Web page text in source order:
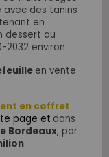
des tanins
en
dessert au
2032 environ.
en vente
en coffret
page et dans
Bordeaux, par
.